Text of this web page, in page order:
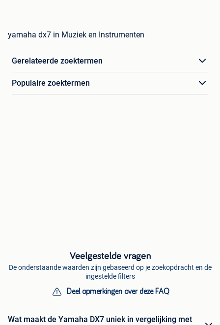
yamaha dx7 in Muziek en Instrumenten
Gerelateerde zoektermen
Populaire zoektermen
Veelgestelde vragen
De onderstaande waarden zijn gebaseerd op je zoekopdracht en de
ingestelde filters
Deel opmerkingen over deze FAQ
Wat maakt de Yamaha DX7 uniek in vergelijking met